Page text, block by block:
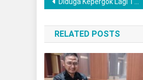
pos
RELATED POSTS